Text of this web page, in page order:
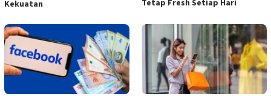
Kekuatan
Tetap Fresh Setiap Hari